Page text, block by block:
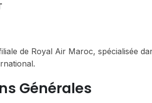
de Royal Air Maroc, spécialisée
Générales